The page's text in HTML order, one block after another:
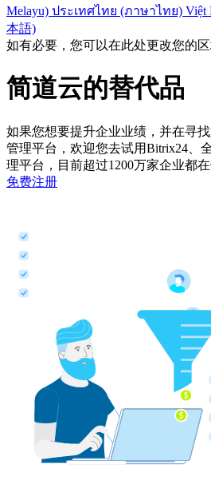
Melayu) ประเทศไทย (ภาษาไทย) Việt
本語)
如有必要，您可以在此处更改您的区
简道云的替代品
如果您想要提升企业业绩，并在寻
管理平台，欢迎您去试用Bitrix24、
理平台，目前超过1200万家企业都在
免费注册